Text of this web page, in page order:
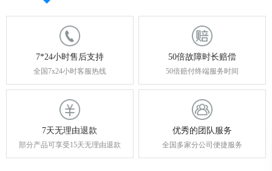
7*24小时售后支持
全国7x24小时客服热线
50倍故障时长赔偿
50倍赔付终端服务时间
7天无理由退款
部分产品可享受15天无理由退款
优秀的团队服务
全国多家分公司便捷服务